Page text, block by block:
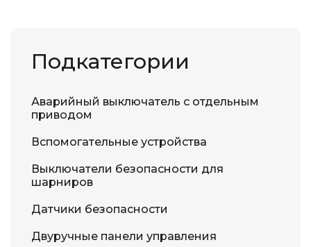
Подкатегории
Аварийный выключатель с отдельным
приводом
Вспомогательные устройства
Выключатели безопасности для
шарниров
Датчики безопасности
Двуручные панели управления